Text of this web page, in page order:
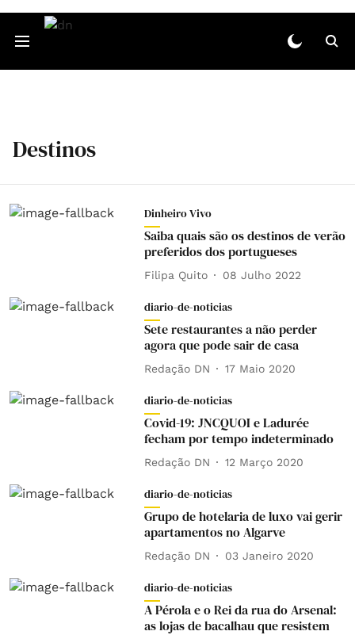
Destinos
Dinheiro Vivo
Saiba quais são os destinos de verão
preferidos dos portugueses
Filipa Quito 08 Julho 2022
diario-de-noticias
Sete restaurantes a não perder
agora que pode sair de casa
Redação DN 17 Maio 2020
diario-de-noticias
Covid-19: JNCQUOI e Ladurée
fecham por tempo indeterminado
Redação DN 12 Março 2020
diario-de-noticias
Grupo de hotelaria de luxo vai gerir
apartamentos no Algarve
Redação DN 03 Janeiro 2020
diario-de-noticias
A Pérola e o Rei da rua do Arsenal:
as lojas de bacalhau que resistem